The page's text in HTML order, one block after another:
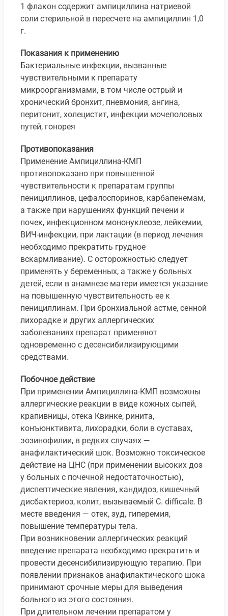
1 флакон содержит ампициллина натриевой
соли стерильной в пересчете на ампициллин 1,0
г.
Показания к применению
Бактериальные инфекции, вызванные
чувствительными к препарату
микроорганизмами, в том числе острый и
хронический бронхит, пневмония, ангина,
перитонит, холецистит, инфекции мочеполовых
путей, гонорея
Противопоказания
Применение Ампициллина-КМП
противопоказано при повышенной
чувствительности к препаратам группы
пенициллинов, цефалоспоринов, карбапенемам,
а также при нарушениях функций печени и
почек, инфекционном мононуклеозе, лейкемии,
ВИЧ-инфекции, при лактации (в период лечения
необходимо прекратить грудное
вскармливание). С осторожностью следует
применять у беременных, а также у больных
детей, если в анамнезе матери имеется указание
на повышенную чувствительность ее к
пенициллинам. При бронхиальной астме, сенной
лихорадке и других аллергических
заболеваниях препарат применяют
одновременно с десенсибилизирующими
средствами.
Побочное действие
При применении Ампициллина-КМП возможны
аллергические реакции в виде кожных сыпей,
крапивницы, отека Квинке, ринита,
конъюнктивита, лихорадки, боли в суставах,
эозинофилии, в редких случаях —
анафилактический шок. Возможно токсическое
действие на ЦНС (при применении высоких доз
у больных с почечной недостаточностью),
диспептические явления, кандидоз, кишечный
дисбактериоз, колит, вызываемый C. difficale. В
месте введения — отек, зуд, гиперемия,
повышение температуры тела.
При возникновении аллергических реакций
введение препарата необходимо прекратить и
провести десенсибилизирующую терапию. При
появлении признаков анафилактического шока
принимают срочные меры для выведения
больного из этого состояния.
При длительном лечении препаратом у